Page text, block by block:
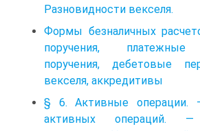
Разновидности векселя.
Формы безналичных
поручения, платежные
поручения, дебетовые
векселя, аккредитивы
§ 6. Активные операции.
активных операций. —